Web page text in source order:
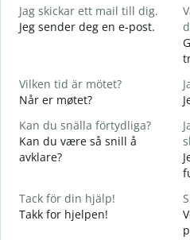
Jag skickar ett mail till dig.
Jeg sender deg en e-post.
Vilken tid är mötet?
Når er møtet?
Kan du snälla förtydliga?
Kan du være så snill å
avklare?
Tack för din hjälp!
Takk for hjelpen!